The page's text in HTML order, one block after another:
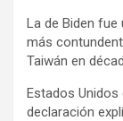
La de Biden fue
más
Taiwán en
Estados
declaración